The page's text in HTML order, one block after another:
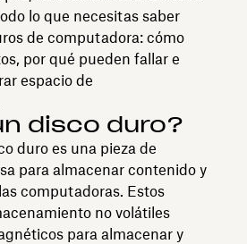
lo que necesitas saber
de computadora: cómo
por qué pueden fallar e
espacio de
disco duro?
duro es una pieza de
para almacenar contenido y
computadoras. Estos
no volátiles
para almacenar y